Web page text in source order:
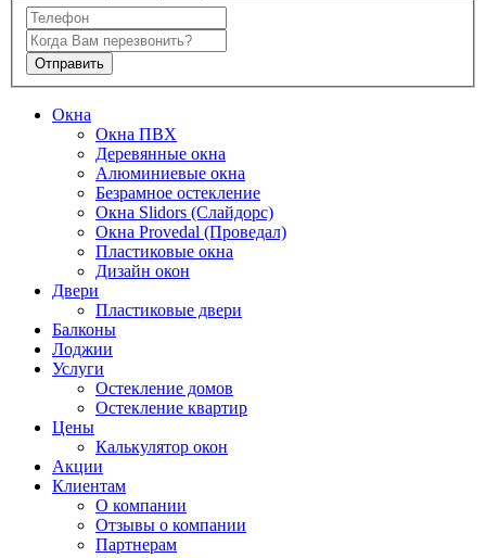
Окна
Окна ПВХ
Деревянные окна
Алюминиевые окна
Безрамное остекление
Окна Slidors (Слайдорс)
Окна Provedal (Проведал)
Пластиковые окна
Дизайн окон
Двери
Пластиковые двери
Балконы
Лоджии
Услуги
Остекление домов
Остекление квартир
Цены
Калькулятор окон
Акции
Клиентам
О компании
Отзывы о компании
Партнерам